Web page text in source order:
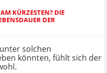
KÜRZESTEN? DIE
DER
solchen
könnten, fühlt sich der